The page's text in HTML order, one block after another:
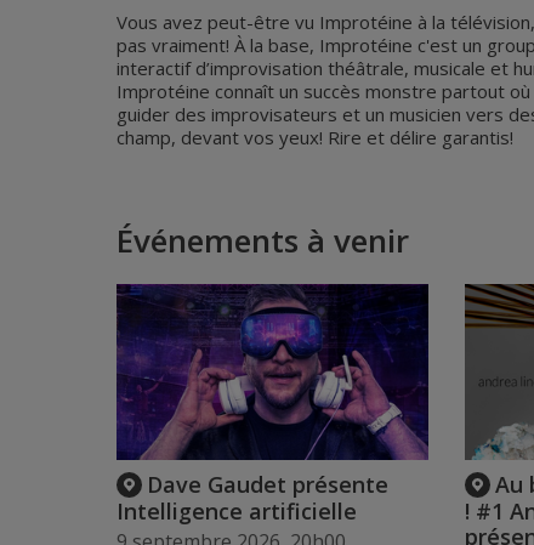
Vous avez peut-être vu Improtéine à la
pas vraiment! À la base, Improtéine c'est un
interactif d’improvisation théâtrale, musicale et
Improtéine connaît un succès monstre partout
guider des improvisateurs et un musicien vers
champ, devant vos yeux! Rire et délire garantis!
Événements à venir
Dave Gaudet présente
Intelligence artificielle
Au
! #1